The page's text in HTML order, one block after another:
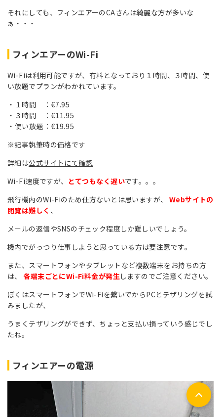
それにしても、フィンエアーのCAさんは綺麗な方が多いな
ぁ・・・
フィンエアーのWi-Fi
Wi-Fiは利用可能ですが、有料となっており１時間、３時間、使
い放題でプランがわかれています。
１時間 ：€7.95
３時間 ：€11.95
使い放題：€19.95
※記事執筆時の価格です
詳細は公式サイトにて確認
Wi-Fi速度ですが、 とてつもなく遅いです。。。
飛行機内のWi-Fiのため仕方ないとは思いますが、 Webサイトの
閲覧は難しく 、
メールの返信やSNSのチェック程度しか難しいでしょう。
機内でがっつり仕事しようと思っている方は要注意です。
また、スマートフォンやタブレットなど複数端末をお持ちの方
は、 各端末ごとにWi-Fi料金が発生しますのでご注意ください。
ぼくはスマートフォンでWi-Fiを繋いでからPCとテザリングを試
みましたが、
うまくテザリングができず、ちょっと支払い損っていう感じでし
たね。
フィンエアーの電源